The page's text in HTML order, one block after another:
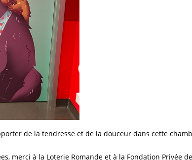
de la tendresse et de la douceur dans cette
merci à la Loterie Romande et à la Fondation Privée